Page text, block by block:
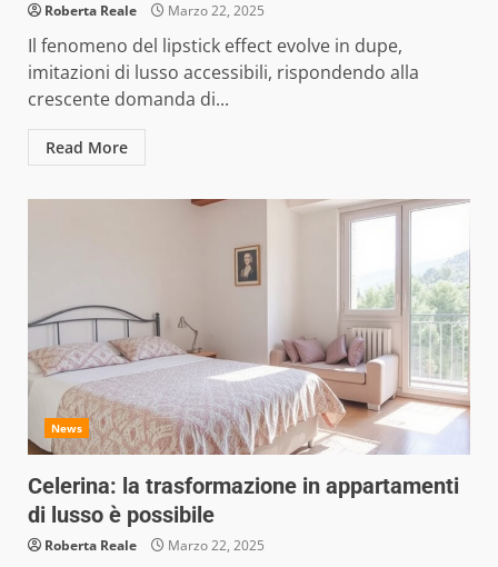
Roberta Reale Marzo 22, 2025
Il fenomeno del lipstick effect evolve in dupe,
imitazioni di lusso accessibili, rispondendo alla
crescente domanda di...
Read More
News
Celerina: la trasformazione in appartamenti
di lusso è possibile
Roberta Reale Marzo 22, 2025